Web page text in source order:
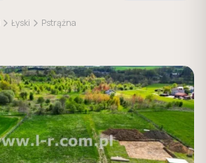
Łyski Pstrążna